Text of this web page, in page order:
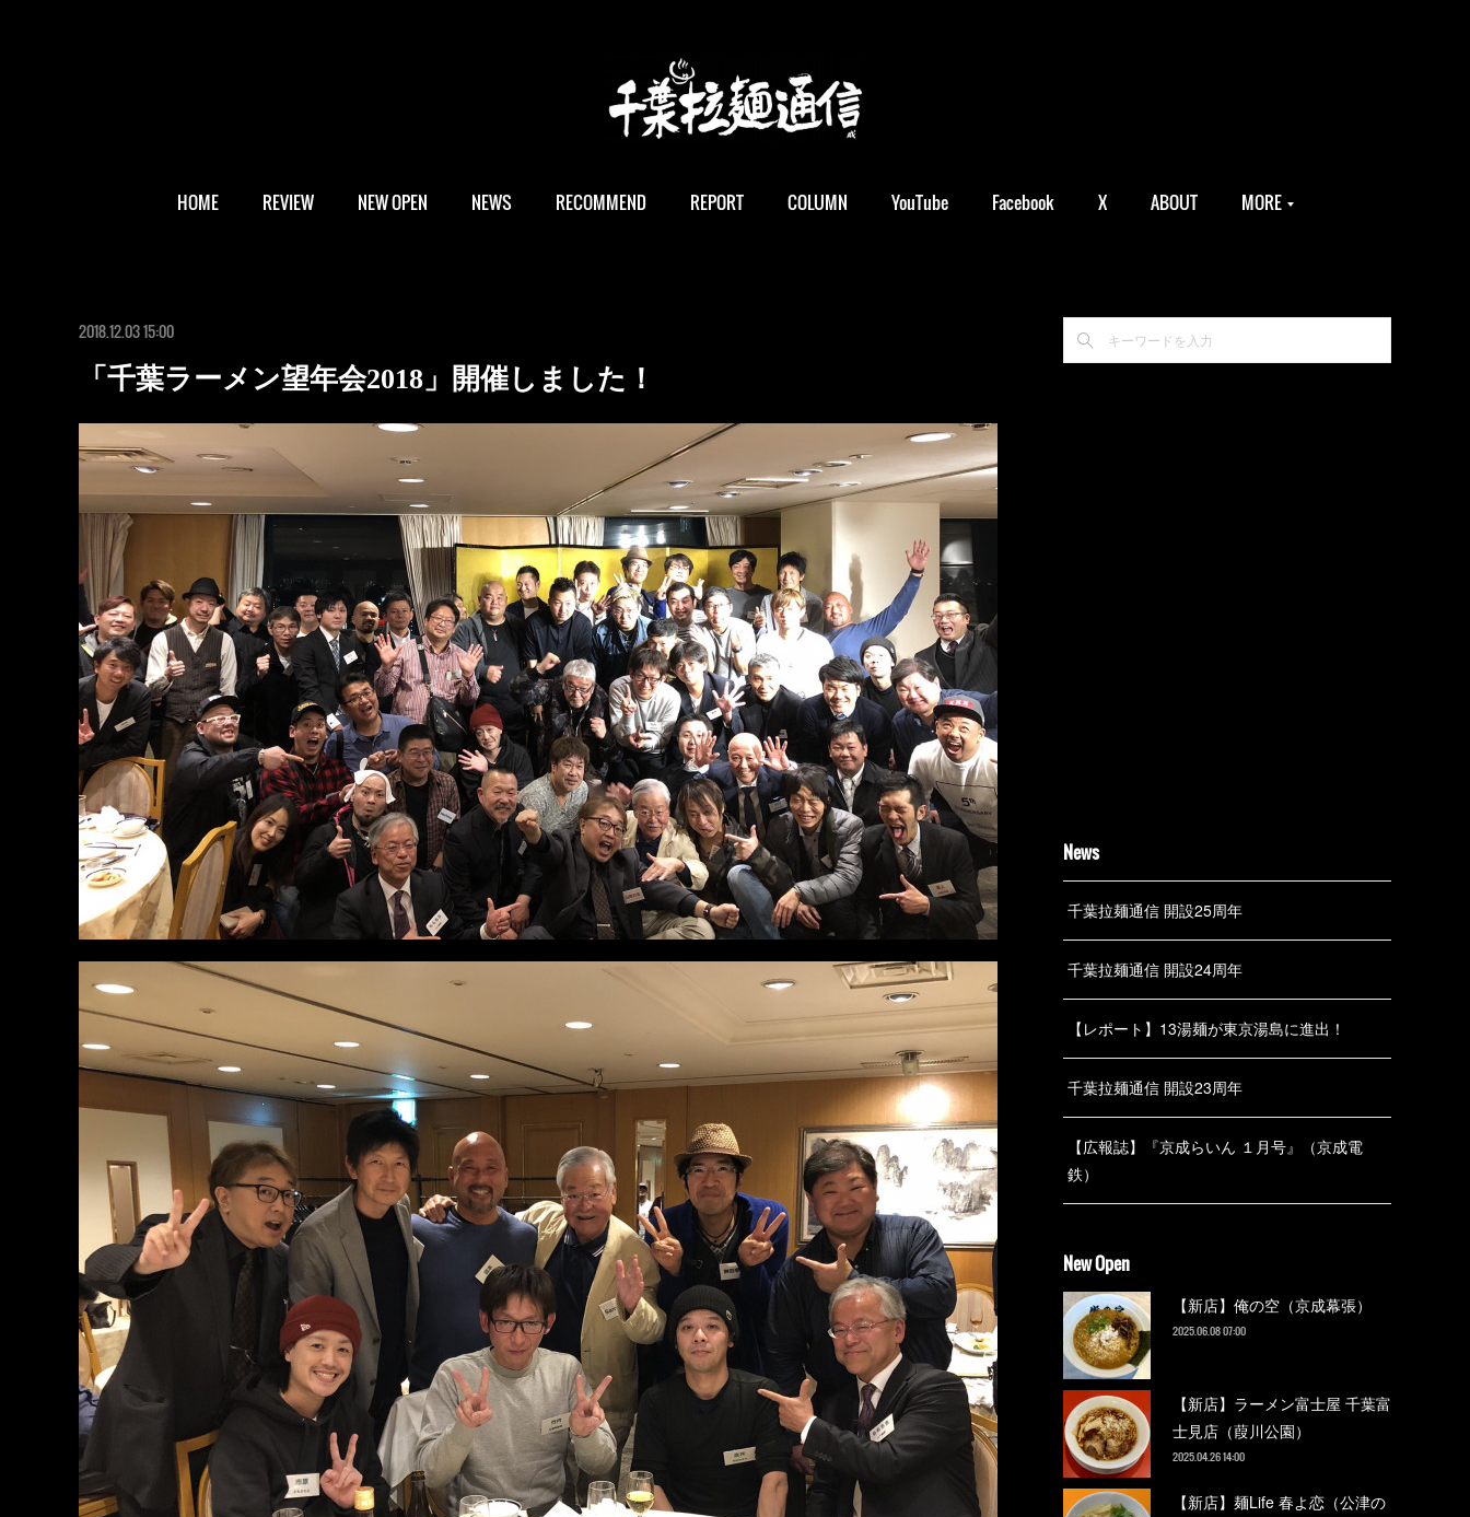
HOME REVIEW NEW OPEN NEWS RECOMMEND REPORT COLUMN YouTube Facebook X ABOUT MORE
2018.12.03 15:00
「千葉ラーメン望年会2018」開催しました！
News
千葉拉麺通信 開設25周年
千葉拉麺通信 開設24周年
【レポート】13湯麺が東京湯島に進出！
千葉拉麺通信 開設23周年
【広報誌】『京成らいん １月号』（京成電
鉄）
New Open
【新店】俺の空（京成幕張）
2025.06.08 07:00
【新店】ラーメン富士屋 千葉富
士見店（葭川公園）
2025.04.26 14:00
【新店】麺Life 春よ恋（公津の